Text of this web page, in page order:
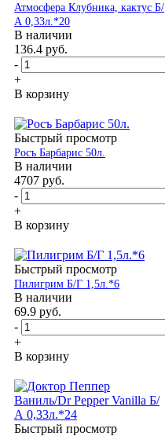
Атмосфера Клубника, кактус Б/
А 0,33л.*20
В наличии
136.4 руб.
-
+
В корзину
Быстрый просмотр
Росъ Барбарис 50л.
В наличии
4707 руб.
-
+
В корзину
Быстрый просмотр
Пилигрим Б/Г 1,5л.*6
В наличии
69.9 руб.
-
+
В корзину
Быстрый просмотр